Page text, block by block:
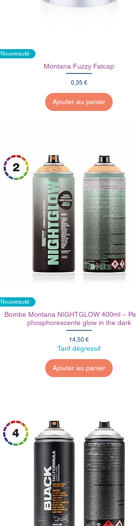
Nouveauté
Montana Fuzzy Fatcap
Prix
0,35 €
Ajouter au panier
Nouveauté
Bombe Montana NIGHTGLOW 400ml –
phosphorescente glow in the dark
Prix
14,50 €
Tarif dégressif
Ajouter au panier